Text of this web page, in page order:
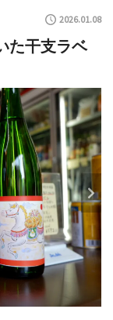
2026.01.08
た干支ラベ